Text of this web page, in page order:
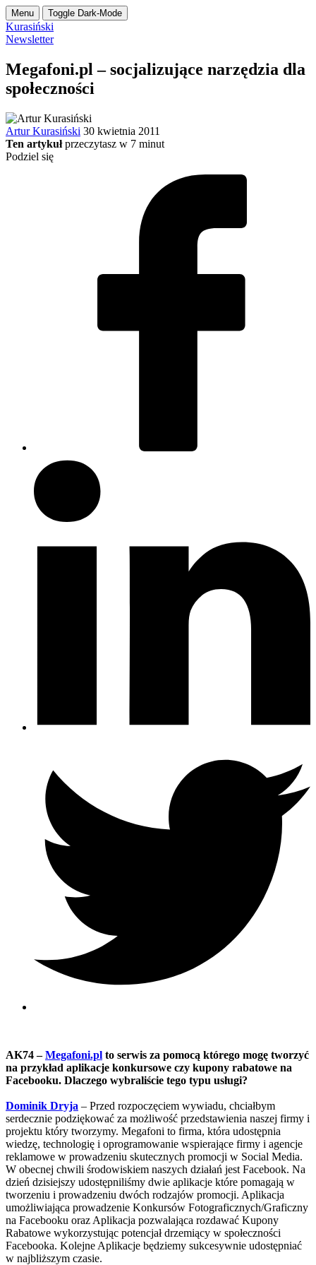
Menu Toggle Dark-Mode
Kurasiński
Newsletter
Megafoni.pl – socjalizujące narzędzia dla
społeczności
Artur Kurasiński 30 kwietnia 2011
Ten artykuł przeczytasz w 7 minut
Podziel się
AK74 –Megafoni.pl to serwis za pomocą którego mogę tworzyć
na przykład aplikacje konkursowe czy kupony rabatowe na
Facebooku. Dlaczego wybraliście tego typu usługi?
Dominik Dryja – Przed rozpoczęciem wywiadu, chciałbym
serdecznie podziękować za możliwość przedstawienia naszej firmy i
projektu który tworzymy. Megafoni to firma, która udostępnia
wiedzę, technologię i oprogramowanie wspierające firmy i agencje
reklamowe w prowadzeniu skutecznych promocji w Social Media.
W obecnej chwili środowiskiem naszych działań jest Facebook. Na
dzień dzisiejszy udostępniliśmy dwie aplikacje które pomagają w
tworzeniu i prowadzeniu dwóch rodzajów promocji. Aplikacja
umożliwiająca prowadzenie Konkursów Fotograficznych/Graficzny
na Facebooku oraz Aplikacja pozwalająca rozdawać Kupony
Rabatowe wykorzystując potencjał drzemiący w społeczności
Facebooka. Kolejne Aplikacje będziemy sukcesywnie udostępniać
w najbliższym czasie.